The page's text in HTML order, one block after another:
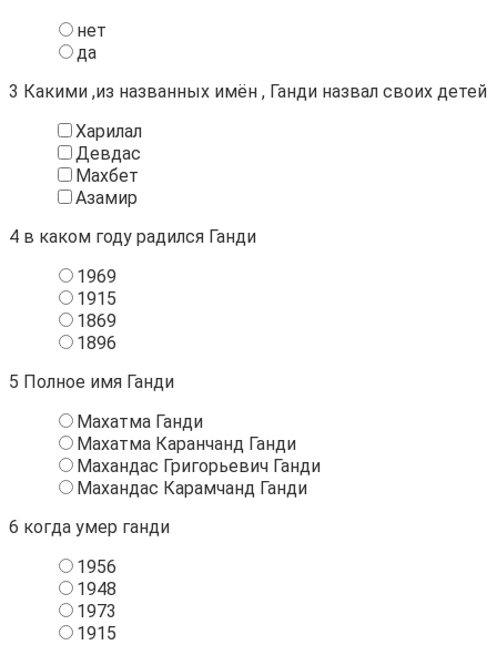
нет
да
3 Какими ,из названных имён , Ганди назвал своих детей
Харилал
Девдас
Махбет
Азамир
4 в каком году радился Ганди
1969
1915
1869
1896
5 Полное имя Ганди
Махатма Ганди
Махатма Каранчанд Ганди
Махандас Григорьевич Ганди
Махандас Карамчанд Ганди
6 когда умер ганди
1956
1948
1973
1915